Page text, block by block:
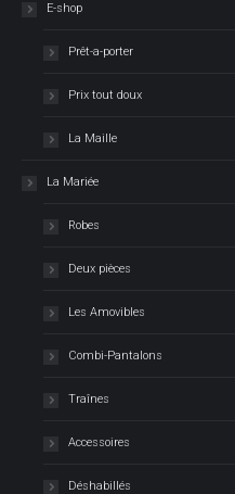
E-shop
Prêt-a-porter
Prix tout doux
La Maille
La Mariée
Robes
Deux pièces
Les Amovibles
Combi-Pantalons
Traînes
Accessoires
Déshabillés